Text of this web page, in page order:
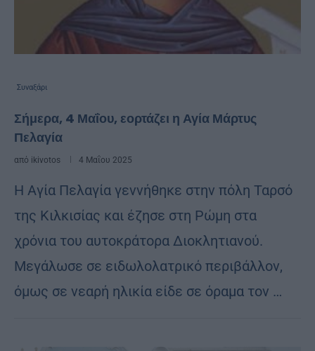
Συναξάρι
Σήμερα, 4 Μαΐου, εορτάζει η Αγία Μάρτυς
Πελαγία
από ikivotos 4 Μαΐου 2025
Η Αγία Πελαγία γεννήθηκε στην πόλη Ταρσό
της Κιλκισίας και έζησε στη Ρώμη στα
χρόνια του αυτοκράτορα Διοκλητιανού.
Μεγάλωσε σε ειδωλολατρικό περιβάλλον,
όμως σε νεαρή ηλικία είδε σε όραμα τον …